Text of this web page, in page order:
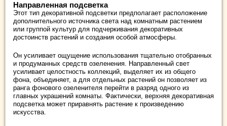
Направленная подсветка
Этот тип декоративной подсветки предполагает расположение
дополнительного источника света над комнатным растением
или группой культур для подчеркивания декоративных
достоинств растений и создания особой атмосферы.
Он усиливает ощущение использования тщательно отобранных
и продуманных средств озеленения. Направленный свет
усиливает целостность коллекций, выделяет их из общего
фона, объединяет, а для отдельных растений он позволяет из
ранга фонового озеленителя перейти в разряд одного из
главных украшений комнаты. Фактически, верхняя декоративная
подсветка может приравнять растение к произведению
искусства.